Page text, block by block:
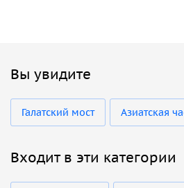
Вы увидите
Галатский мост Азиатская
Входит в эти категории